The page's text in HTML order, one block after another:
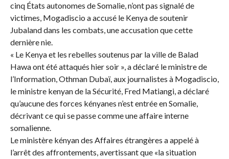
cinq États autonomes de Somalie, n’ont pas signalé de
victimes, Mogadiscio a accusé le Kenya de soutenir
Jubaland dans les combats, une accusation que cette
dernière nie.
« Le Kenya et les rebelles soutenus par la ville de Balad
Hawa ont été attaqués hier soir », a déclaré le ministre de
l’Information, Othman Dubaï, aux journalistes à Mogadiscio,
le ministre kenyan de la Sécurité, Fred Matiangi, a déclaré
qu’aucune des forces kényanes n’est entrée en Somalie,
décrivant ce qui se passe comme une affaire interne
somalienne.
Le ministère kényan des Affaires étrangères a appelé à
l’arrêt des affrontements, avertissant que «la situation